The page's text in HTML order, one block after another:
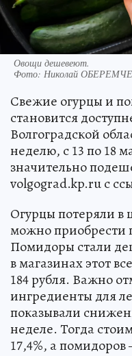
Овощи дешевеют.
Фото: Николай
Свежие огурцы и
становится
Волгоградской
неделю, с 13 по 18
значительно
volgograd.kp.ru с
Огурцы потеряли в
можно приобрести
Помидоры стали
в магазинах этот
184 рубля. Важно
ингредиенты для
показывали
неделе. Тогда
17,4%, а помидоров